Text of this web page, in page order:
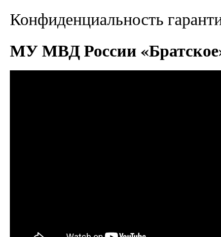
Конфиденциальность
МУ МВД России